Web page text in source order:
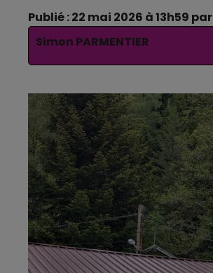
Publié : 22 mai 2026 à 13h59 par
Simon PARMENTIER